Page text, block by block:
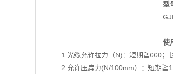
型
使
1.光缆允许拉力（N)：短期≧660；
2.允许压扁力(N/100mm）：短期